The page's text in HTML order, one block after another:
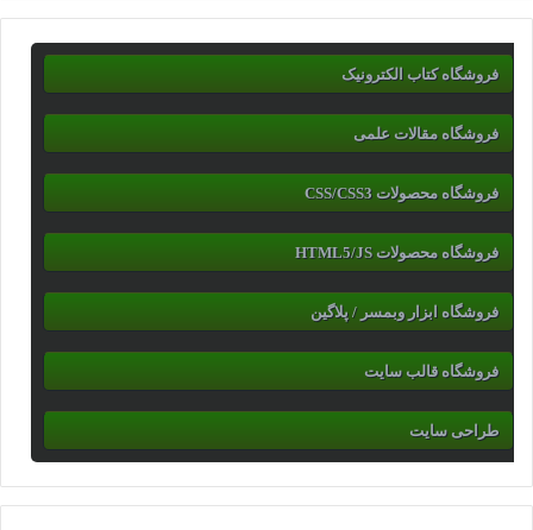
فروشگاه کتاب الکترونیک
فروشگاه مقالات علمی
فروشگاه محصولات CSS/CSS3
فروشگاه محصولات HTML5/JS
فروشگاه ابزار وبمسر / پلاگین
فروشگاه قالب سایت
طراحی سایت